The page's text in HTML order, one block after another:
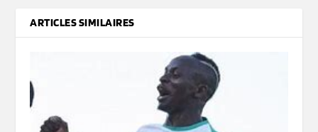
ARTICLES SIMILAIRES